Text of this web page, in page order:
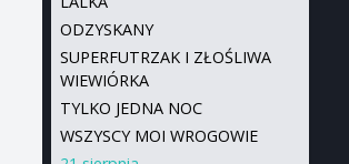
ODZYSKANY
SUPERFUTRZAK I ZŁOŚLIWA
WIEWIÓRKA
TYLKO JEDNA NOC
WSZYSCY MOI WROGOWIE